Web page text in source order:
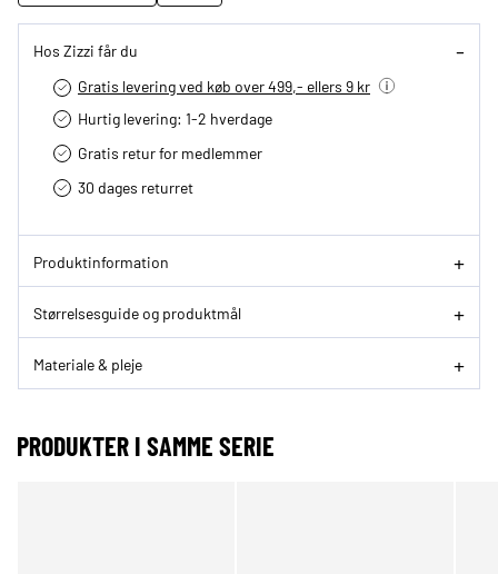
Hos Zizzi får du
Gratis levering ved køb over 499,- ellers 9 kr
Hurtig levering­: 1-2 hverdage
Gratis retur for medlemmer
30 dages returret
Produktinformation
Størrelsesguide og produktmål
Materiale & pleje
PRODUKTER I SAMME SERIE